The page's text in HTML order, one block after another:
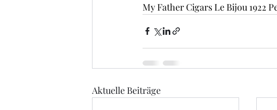
My Father Cigars Le Bijou 1922
Aktuelle Beiträge